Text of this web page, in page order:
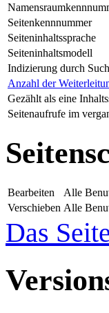
Seitenkennnummer
Seiteninhaltssprache
Seiteninhaltsmodell
Indizierung durch
Anzahl der
Gezählt als eine
Seitenaufrufe im
Bearbeiten
Alle
Verschieben Alle
Das